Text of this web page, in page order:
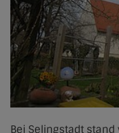
Bei Selingstadt